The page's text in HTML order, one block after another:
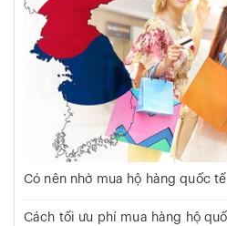
Có nên nhờ mua hộ hàng quốc
Cách tối ưu phí mua hàng hộ